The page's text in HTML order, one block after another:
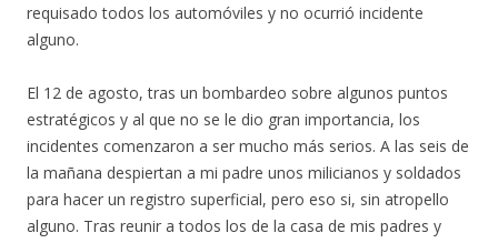
requisado todos los automóviles y no ocurrió incidente
alguno.
El 12 de agosto, tras un bombardeo sobre algunos puntos
estratégicos y al que no se le dio gran importancia, los
incidentes comenzaron a ser mucho más serios. A las seis de
la mañana despiertan a mi padre unos milicianos y soldados
para hacer un registro superficial, pero eso si, sin atropello
alguno. Tras reunir a todos los de la casa de mis padres y